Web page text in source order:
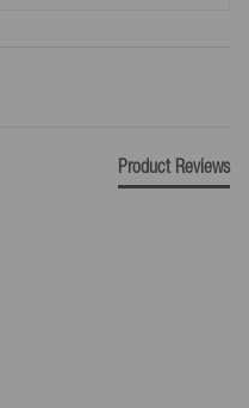
Product Reviews